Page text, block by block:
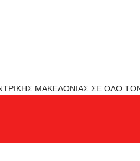
ΜΑΚΕΔΟΝΙΑΣ ΣΕ ΟΛΟ